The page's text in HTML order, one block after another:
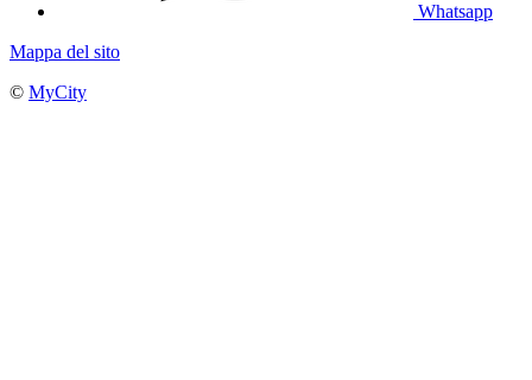
Whatsapp
Mappa del sito
© MyCity